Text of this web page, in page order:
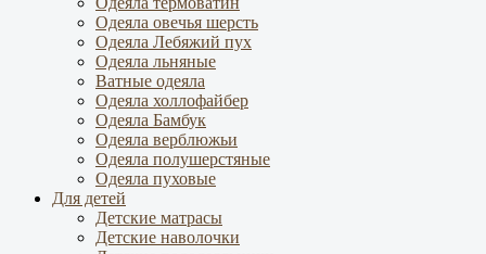
Одеяла овечья шерсть
Одеяла Лебяжий пух
Одеяла льняные
Ватные одеяла
Одеяла холлофайбер
Одеяла Бамбук
Одеяла верблюжьи
Одеяла полушерстяные
Одеяла пуховые
Для детей
Детские матрасы
Детские наволочки